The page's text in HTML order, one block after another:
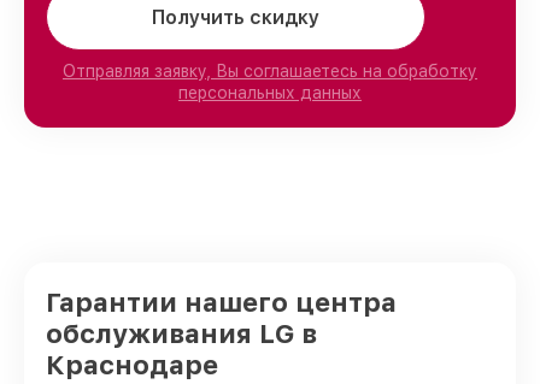
Получить скидку
Отправляя заявку, Вы соглашаетесь на обработку
персональных данных
Гарантии нашего центра
обслуживания LG в
Краснодаре